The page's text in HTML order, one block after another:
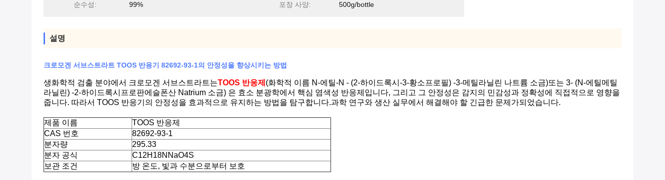
순수성: 99% 포장 사양: 500g/bottle
설명
크로모겐 서브스트라트 TOOS 반응기 82692-93-1의 안정성을 향상시키는 방법
생화학적 검출 분야에서 크로모겐 서브스트라트는TOOS 반응제 (화학적 이름 N-에틸-N - (2-하이드록시-3-황소프로필) -3-메틸라닐린 나트륨 소금)또는 3- (N-에틸메틸
라닐린) -2-하이드록시프로판에슬폰산 Natrium 소금) 은 효소 분광학에서 핵심 염색성 반응제입니다, 그리고 그 안정성은 감지의 민감성과 정확성에 직접적으로 영향을
줍니다. 따라서 TOOS 반응기의 안정성을 효과적으로 유지하는 방법을 탐구합니다.과학 연구와 생산 실무에서 해결해야 할 긴급한 문제가되었습니다.
제품 이름
TOOS 반응제
CAS 번호
82692-93-1
분자량
295.33
분자 공식
C12H18NNaO4S
보관 조건
방 온도, 빛과 수분으로부터 보호